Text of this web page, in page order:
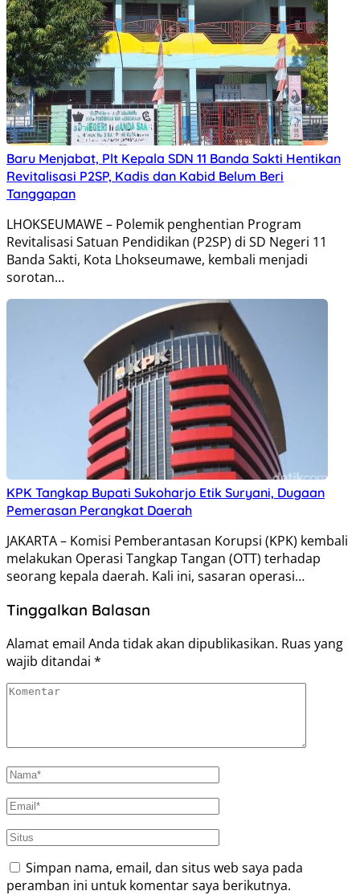
Baru Menjabat, Plt Kepala SDN 11 Banda Sakti Hentikan
Revitalisasi P2SP, Kadis dan Kabid Belum Beri
Tanggapan
LHOKSEUMAWE – Polemik penghentian Program
Revitalisasi Satuan Pendidikan (P2SP) di SD Negeri 11
Banda Sakti, Kota Lhokseumawe, kembali menjadi
sorotan…
KPK Tangkap Bupati Sukoharjo Etik Suryani, Dugaan
Pemerasan Perangkat Daerah
JAKARTA – Komisi Pemberantasan Korupsi (KPK) kembali
melakukan Operasi Tangkap Tangan (OTT) terhadap
seorang kepala daerah. Kali ini, sasaran operasi…
Tinggalkan Balasan
Alamat email Anda tidak akan dipublikasikan. Ruas yang
wajib ditandai *
Simpan nama, email, dan situs web saya pada
peramban ini untuk komentar saya berikutnya.